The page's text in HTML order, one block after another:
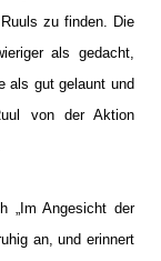
zu finden. Die
als gedacht,
als gut gelaunt und
von der Aktion
„Im Angesicht der
an, und erinnert